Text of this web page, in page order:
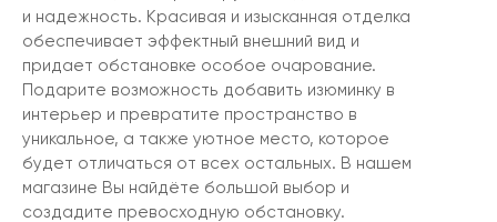
и надежность. Красивая и изысканная отделка
обеспечивает эффектный внешний вид и
придает обстановке особое очарование.
Подарите возможность добавить изюминку в
интерьер и превратите пространство в
уникальное, а также уютное место, которое
будет отличаться от всех остальных. В нашем
магазине Вы найдёте большой выбор и
создадите превосходную обстановку.